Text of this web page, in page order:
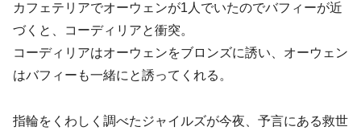
カフェテリアでオーウェンが1人でいたのでバフィーが近
づくと、コーディリアと衝突。
コーディリアはオーウェンをブロンズに誘い、オーウェン
はバフィーも一緒にと誘ってくれる。
指輪をくわしく調べたジャイルズが今夜、予言にある救世